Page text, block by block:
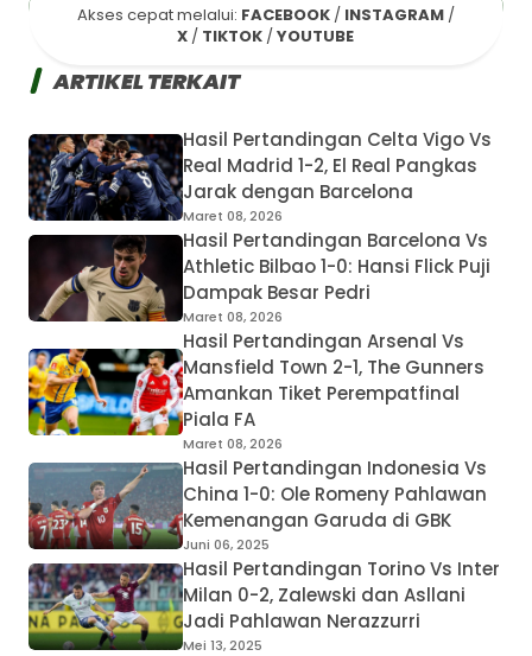
Bagikan ke media lain
Akses cepat melalui: FACEBOOK/ INSTAGRAM/
X / TIKTOK /YOUTUBE
ARTIKEL TERKAIT
Hasil Pertandingan Celta Vigo Vs
Real Madrid 1-2, El Real Pangkas
Jarak dengan Barcelona
Maret 08, 2026
Hasil Pertandingan Barcelona Vs
Athletic Bilbao 1-0: Hansi Flick Puji
Dampak Besar Pedri
Maret 08, 2026
Hasil Pertandingan Arsenal Vs
Mansfield Town 2-1, The Gunners
Amankan Tiket Perempatfinal
Piala FA
Maret 08, 2026
Hasil Pertandingan Indonesia Vs
China 1-0: Ole Romeny Pahlawan
Kemenangan Garuda di GBK
Juni 06, 2025
Hasil Pertandingan Torino Vs Inter
Milan 0-2, Zalewski dan Asllani
Jadi Pahlawan Nerazzurri
Mei 13, 2025